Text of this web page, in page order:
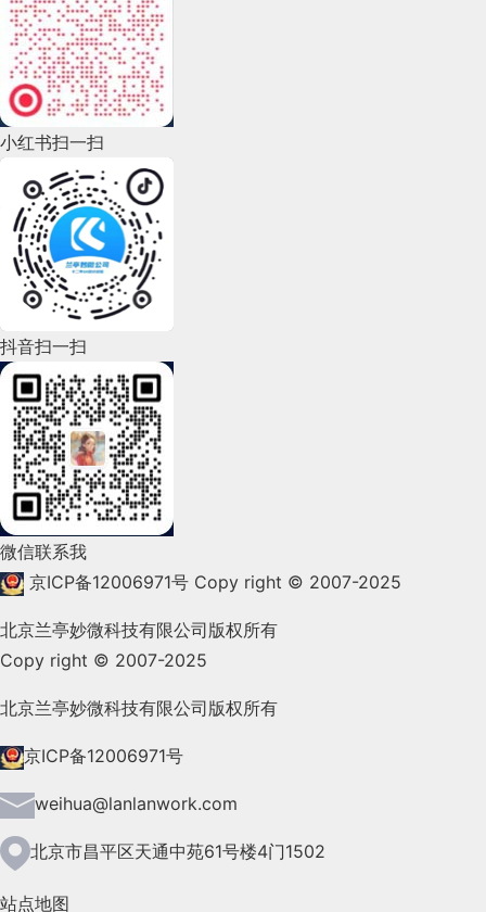
Hazard 障碍 选手不容易打球的地方或者事
物。有一些特殊规则适用。包括池塘、河流和湖，这
些叫做水障碍。如果他们把球打到障碍里，选手可以
弃球，然后从一个特殊地方打球，也可以招致罚球。
Divot 草皮（削下来）高尔夫选手削下来或者击
球后削下来的草皮。
Driver 木杆（1号）有圆的大杆头的大木杆，用
来击出长距离的球。高尔夫选手自己的球袋里可能没
有准备。大力击球就是用
Putter 推杆 有小平头的球杆，用作在果岭上推
球，使球进洞的杆。To “putt”是用推杆推球。
Iron 铁杆 用金属做的杆，有角度的杆头是用作
中距离的击球。高尔夫球手会带很多这种杆。杆号越
小（例如4号铁杆），球击得越远。
岭边缘附近击出，或在沙坑外面或要越过某物体。
Wedge 沙杆或劈起杆是一种特殊铁杆，在杆头
短而高的击球
2022年11月(69)
2022年10月(51)
2022年9月(135)
2022年8月(60)
2022年7月(111)
2022年6月(162)
2022年5月(143)
2022年4月(86)
2022年3月(119)
2022年2月(53)
2022年1月(99)
2021年12月(105)
2021年9月(153)
2021年8月(147)
2021年7月(149)
2021年6月(157)
2021年5月(124)
小红书扫一扫
抖音扫一扫
微信联系我
京ICP备12006971号 Copy right © 2007-2025
北京兰亭妙微科技有限公司版权所有
Copy right © 2007-2025
北京兰亭妙微科技有限公司版权所有
京ICP备12006971号
weihua@lanlanwork.com
北京市昌平区天通中苑61号楼4门1502
站点地图